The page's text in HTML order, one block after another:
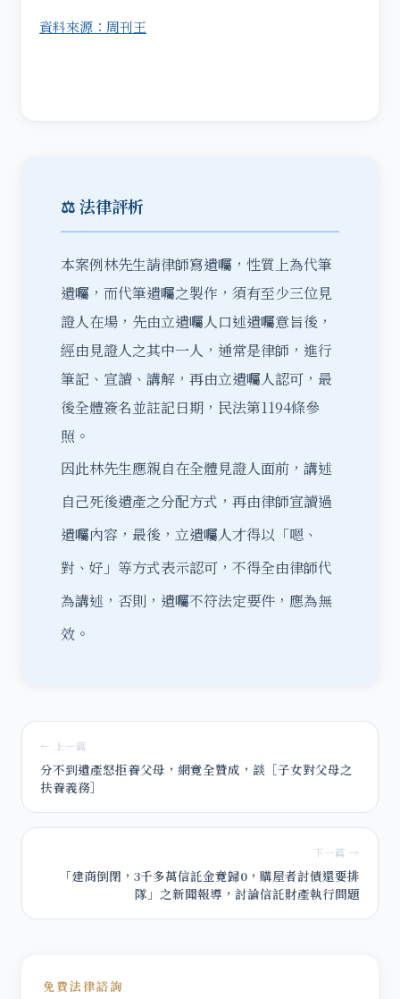
資料來源：周刊王
⚖️ 法律評析
本案例林先生請律師寫遺囑，性質上為代筆
遺囑，而代筆遺囑之製作，須有至少三位見
證人在場，先由立遺囑人口述遺囑意旨後，
經由見證人之其中一人，通常是律師，進行
筆記、宣讀、講解，再由立遺囑人認可，最
後全體簽名並註記日期，民法第1194條參
照。
因此林先生應親自在全體見證人面前，講述
自己死後遺產之分配方式，再由律師宣讀過
遺囑內容，最後，立遺囑人才得以「嗯、
對、好」等方式表示認可，不得全由律師代
為講述，否則，遺囑不符法定要件，應為無
效。
← 上一篇
分不到遺產怒拒養父母，網竟全贊成，談［子女對父母之
扶養義務］
下一篇 →
「建商倒閉，3千多萬信託金竟歸0，購屋者討債還要排
隊」之新聞報導，討論信託財產執行問題
免費法律諮詢